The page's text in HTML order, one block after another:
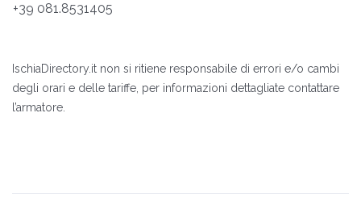
+39 081.8531405
IschiaDirectory.it non si ritiene responsabile di errori e/o cambi
degli orari e delle tariffe, per informazioni dettagliate contattare
l’armatore.